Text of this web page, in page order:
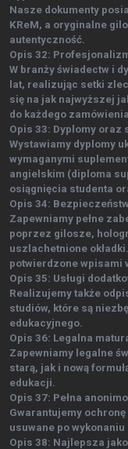
Nasze dokumenty
KReM, a oryginalne
autentyczność.
Opis 32:
W branży świadectw i
lat, realizując setki
się na jak najwyższej
do każdego
Opis 33: Dyplomy
Wystawiamy dyplomy
wymaganymi
angielskim (diploma
osiągnięcia studenta
Opis 34:
Zapewniamy pełne
poprzez gilosze,
uszlachetnione
potwierdzone wpisami
Opis 35: Usługi
Realizujemy także
studiów, które są
edukacyjnego.
Opis 36: Legalna
Zapewniamy legalne
starą, jak i nową
edukacji.
Opis 37: Pełna
Gwarantujemy
usuwane po
Opis 38: Najlepsza